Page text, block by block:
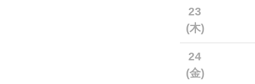
23
(木)
24
(金)